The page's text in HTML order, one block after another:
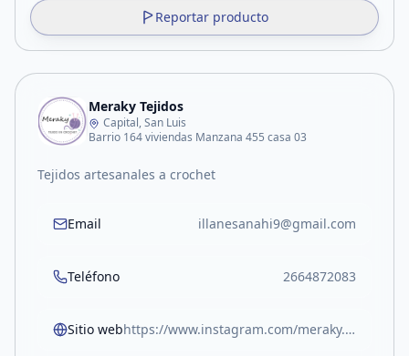
Reportar producto
Meraky Tejidos
Capital, San Luis
Barrio 164 viviendas Manzana 455 casa 03
Tejidos artesanales a crochet
Email illanesanahi9@gmail.com
Teléfono 2664872083
Sitio web https://www.instagram.com/meraky.tcrochet?igsh=ZTNhd3VqcW9kcnNh